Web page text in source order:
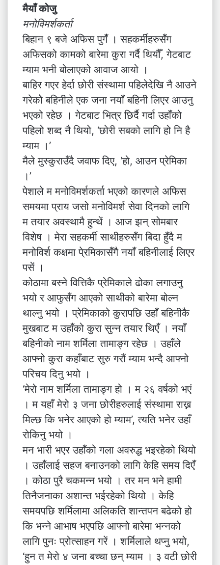
मैयाँ कोजु
मनोविमर्शकर्ता
बिहान ९ बजे अफिस पुगंँ । सहकर्मीहरुसँग
अफिसको कामको बारेमा कुरा गर्दै थियौँ, गेटबाट
म्याम भनी बोलाएको आवाज आयो ।
बाहिर गएर हेर्दा छोरी संस्थामा पहिलेदेखि नै आउने
गरेकोे बहिनीले एक जना नयाँ बहिनी लिएर आउनु
भएको रहेछ । गेटबाट भित्र छिर्दै गर्दा उहाँको
पहिलो शब्द नै थियो, ‘छोरी सबको लागि हो नि है
म्याम ।’
मैले मुस्कुराउँदै जवाफ दिए, ‘हो, आउन प्रेमिका
।’
पेशाले म मनोविमर्शकर्ता भएको कारणले अफिस
समयमा प्राय जसो मनोविमर्श सेवा दिनको लागि
म तयार अवस्थामै हुन्थें । आज झन् सोमबार
विशेष । मेरा सहकर्मी साथीहरुसँग बिदा हुँदै म
मनोविर्श कक्षमा पे्रमिकासँगै नयाँ बहिनीलाई लिएर
पसें ।
कोठामा बस्ने वित्तिकै प्रेमिकाले ढोका लगाउनु
भयो र आफुसँग आएको साथीको बारेमा बोल्न
थाल्नु भयो । प्रेमिकाको कुरापछि उहाँ बहिनीकै
मुखबाट म उहाँको कुरा सुन्न तयार थिएँ । नयाँ
बहिनीको नाम शर्मिला तामाङ्ग रहेछ । उहाँले
आफ्नो कुरा कहाँबाट सुरु गरौं म्याम भन्दै आफ्नो
परिचय दिनु भयो ।
‘मेरो नाम शर्मिला तामाङ्ग हो । म २६ वर्षको भएं
। म यहाँ मेरो ३ जना छोरीहरुलाई संस्थामा राख्न
मिल्छ कि भनेर आएको हो म्याम’, त्यति भनेर उहाँ
रोकिनु भयो ।
मन भारी भएर उहाँको गला अवरुद्ध भइरहेको थियो
। उहाँलाई सहज बनाउनको लागि केहि समय दिएँ
। कोठा पुरै चकमन्न भयो । तर मन भने हामी
तिनैजनाका अशान्त भईरहेको थियो । केहि
समयपछि शर्मिलामा अलिकति शान्तपन बढेको हो
कि भन्ने आभाष भएपछि आफ्नो बारेमा भन्नको
लागि पुनः प्रोत्साहन गरें । शर्मिलाले थप्नु भयो,
‘हुन त मेरो ४ जना बच्चा छन् म्याम । ३ वटी छोरी